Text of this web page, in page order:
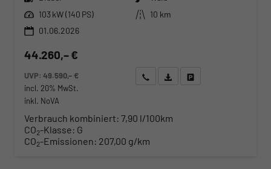
Leistung 103 kW (140 PS) Kilometerstand
10 km
01.06.2026
44.260,– €
UVP:49.590,– €
incl. 20% MwSt.
inkl. NoVA
Wir rufen Sie anAngebot drucken (PDF)
Verbrauch kombiniert: 7,90 l/100km
CO2-Klasse: G
CO2-Emissionen: 207,00 g/km